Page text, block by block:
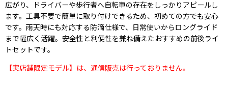
広がり、ドライバーや歩行者へ自転車の存在をしっかりアピールし
ます。工具不要で簡単に取り付けできるため、初めての方でも安心
です。雨天時にも対応する防滴仕様で、日常使いからロングライド
まで幅広く活躍。安全性と利便性を兼ね備えたおすすめの前後ライ
トセットです。
【実店舗限定モデル】は、通信販売は行っておりません。